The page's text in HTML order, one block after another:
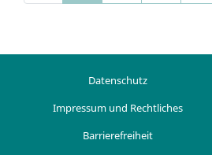
Datenschutz
Impressum und Rechtliches
Barrierefreiheit